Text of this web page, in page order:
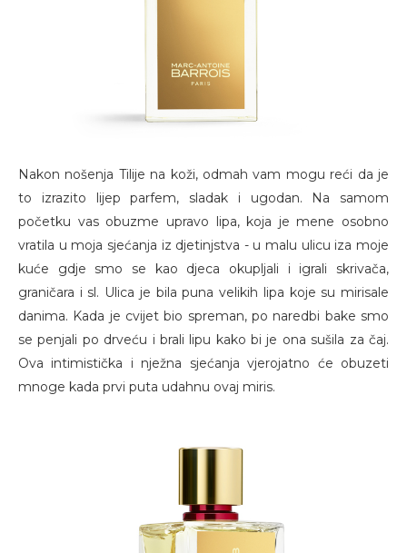
Nakon nošenja Tilije na koži, odmah vam mogu reći da je
to izrazito lijep parfem, sladak i ugodan. Na samom
početku vas obuzme upravo lipa, koja je mene osobno
vratila u moja sjećanja iz djetinjstva - u malu ulicu iza moje
kuće gdje smo se kao djeca okupljali i igrali skrivača,
graničara i sl. Ulica je bila puna velikih lipa koje su mirisale
danima. Kada je cvijet bio spreman, po naredbi bake smo
se penjali po drveću i brali lipu kako bi je ona sušila za čaj.
Ova intimistička i nježna sjećanja vjerojatno će obuzeti
mnoge kada prvi puta udahnu ovaj miris.